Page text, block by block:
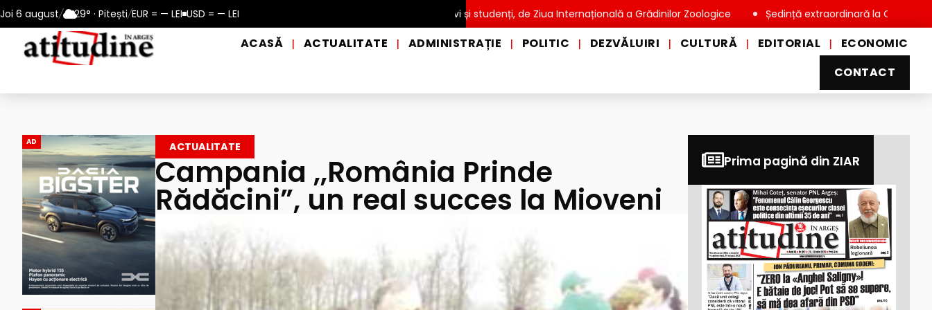
Joi 6 august/ 29° · Pitești/EUR = — LEI USD = — LEI
de caniculă, în municipiul Pitești! Intrare GRATUITĂ pentru copii, elevi și studenți, de Ziua Internațională a Grădinilor Zoologice Ședință extraordinară la Consiliul Local
ACASĂ | ACTUALITATE | ADMINISTRAȚIE | POLITIC | DEZVĂLUIRI | CULTURĂ | EDITORIAL |
ECONOMIC
CONTACT
AD ACTUALITATE
Campania ,,România Prinde
Rădăcini”, un real succes la Mioveni
Prima pagină din ZIAR